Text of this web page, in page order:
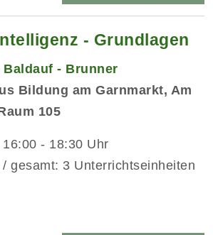
- Grundlagen
Baldauf - Brunner
Bildung am Garnmarkt, Am
105
- 18:30 Uhr
gesamt: 3 Unterrichtseinheiten